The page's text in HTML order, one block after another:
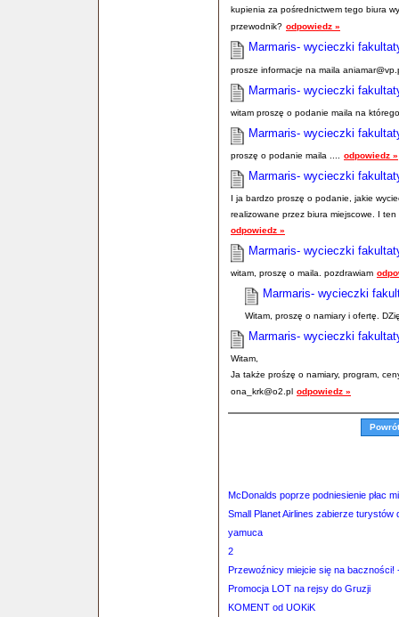
kupienia za pośrednictwem tego biura
przewodnik? odpowiedz »
Marmaris- wycieczki
prosze informacje na maila
Marmaris- wycieczki
witam proszę o podanie maila na
Marmaris- wycieczki
proszę o podanie maila .... odpowiedz »
Marmaris- wycieczki
I ja bardzo proszę o podanie, jakie
realizowane przez biura miejscowe. I
odpowiedz »
Marmaris- wycieczki
witam, proszę o maila. pozdrawiam
Marmaris- wycieczki
Witam, proszę o namiary i ofertę.
Marmaris- wycieczki
Witam,
Ja także prośzę o namiary, program,
ona_krk@o2.pl odpowiedz »
McDonalds poprze podniesienie płac
Small Planet Airlines zabierze turystów
yamuca
2
Przewoźnicy miejcie się na baczności!
Promocja LOT na rejsy do Gruzji
KOMENT od UOKiK